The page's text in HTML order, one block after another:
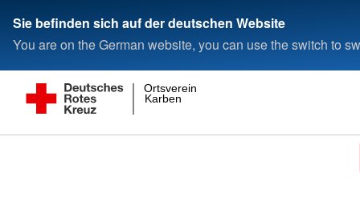
Sie befinden sich auf der deutschen Website
You are on the German website, you can use the switch to
Karben
Ortsverein